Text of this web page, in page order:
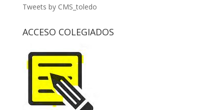
Tweets by CMS_toledo
ACCESO COLEGIADOS